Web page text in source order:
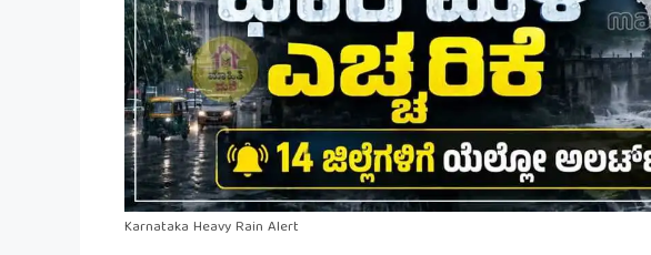
Karnataka Heavy Rain Alert